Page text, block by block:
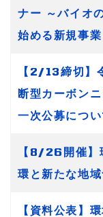
ナー ～バイオ
始める新規事業
【2/13締切】
断型カーボン
一次公募につい
【8/26開催】
環と新たな地
【資料公表】